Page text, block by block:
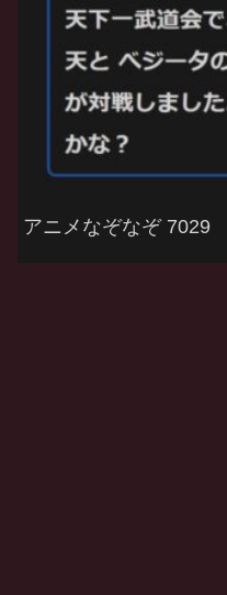
アニメなぞなぞ 7029